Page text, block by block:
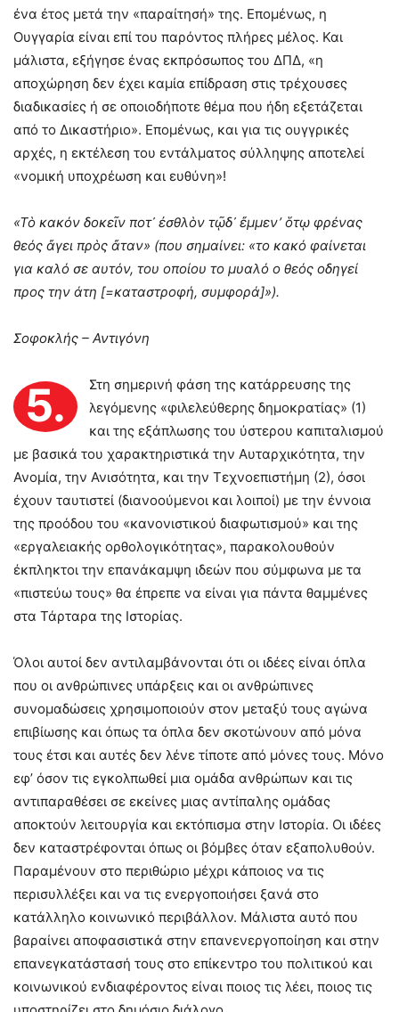
ένα έτος μετά την «παραίτησή» της. Επομένως, η
Ουγγαρία είναι επί του παρόντος πλήρες μέλος. Και
μάλιστα, εξήγησε ένας εκπρόσωπος του ΔΠΔ, «η
αποχώρηση δεν έχει καμία επίδραση στις τρέχουσες
διαδικασίες ή σε οποιοδήποτε θέμα που ήδη εξετάζεται
από το Δικαστήριο». Επομένως, και για τις ουγγρικές
αρχές, η εκτέλεση του εντάλματος σύλληψης αποτελεί
«νομική υποχρέωση και ευθύνη»!
«Τὸ κακόν δοκεῖν ποτ᾽ ἐσθλὸν τῷδ᾽ ἔμμεν’ ὅτῳ φρένας
θεός ἄγει πρὸς ἄταν» (που σημαίνει: «το κακό φαίνεται
για καλό σε αυτόν, του οποίου το μυαλό ο θεός οδηγεί
προς την άτη [=καταστροφή, συμφορά]»).
Σοφοκλής – Αντιγόνη
5.
Στη σημερινή φάση της κατάρρευσης της
λεγόμενης «φιλελεύθερης δημοκρατίας» (1)
και της εξάπλωσης του ύστερου καπιταλισμού
με βασικά του χαρακτηριστικά την Αυταρχικότητα, την
Ανομία, την Ανισότητα, και την Τεχνοεπιστήμη (2), όσοι
έχουν ταυτιστεί (διανοούμενοι και λοιποί) με την έννοια
της προόδου του «κανονιστικού διαφωτισμού» και της
«εργαλειακής ορθολογικότητας», παρακολουθούν
έκπληκτοι την επανάκαμψη ιδεών που σύμφωνα με τα
«πιστεύω τους» θα έπρεπε να είναι για πάντα θαμμένες
στα Τάρταρα της Ιστορίας.
Όλοι αυτοί δεν αντιλαμβάνονται ότι οι ιδέες είναι όπλα
που οι ανθρώπινες υπάρξεις και οι ανθρώπινες
συνομαδώσεις χρησιμοποιούν στον μεταξύ τους αγώνα
επιβίωσης και όπως τα όπλα δεν σκοτώνουν από μόνα
τους έτσι και αυτές δεν λένε τίποτε από μόνες τους. Μόνο
εφ’ όσον τις εγκολπωθεί μια ομάδα ανθρώπων και τις
αντιπαραθέσει σε εκείνες μιας αντίπαλης ομάδας
αποκτούν λειτουργία και εκτόπισμα στην Ιστορία. Οι ιδέες
δεν καταστρέφονται όπως οι βόμβες όταν εξαπολυθούν.
Παραμένουν στο περιθώριο μέχρι κάποιος να τις
περισυλλέξει και να τις ενεργοποιήσει ξανά στο
κατάλληλο κοινωνικό περιβάλλον. Μάλιστα αυτό που
βαραίνει αποφασιστικά στην επανενεργοποίηση και στην
επανεγκατάστασή τους στο επίκεντρο του πολιτικού και
κοινωνικού ενδιαφέροντος είναι ποιος τις λέει, ποιος τις